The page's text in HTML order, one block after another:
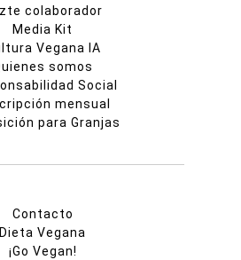
colaborador
Media Kit
Vegana IA
somos
Social
mensual
para Granjas
Contacto
Dieta Vegana
¡Go Vegan!